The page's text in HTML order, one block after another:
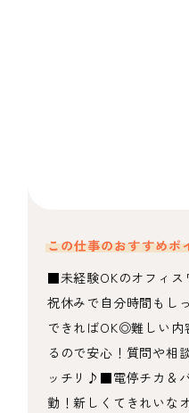
この仕事のおすすめポ
■未経験OKのオフィ
祝休みで自分時間も
できればOK◎難しい内
るので安心！質問や相
ッチリ♪■電停チカ＆
勤！新しくてきれいな